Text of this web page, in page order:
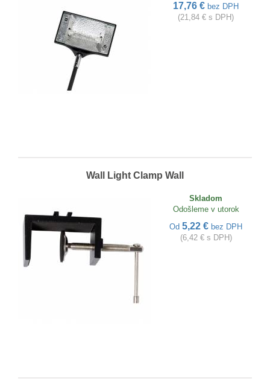
17,76 € bez DPH
(21,84 € s DPH)
Wall Light Clamp Wall
Skladom
Odošleme v utorok
Od 5,22 € bez DPH
(6,42 € s DPH)